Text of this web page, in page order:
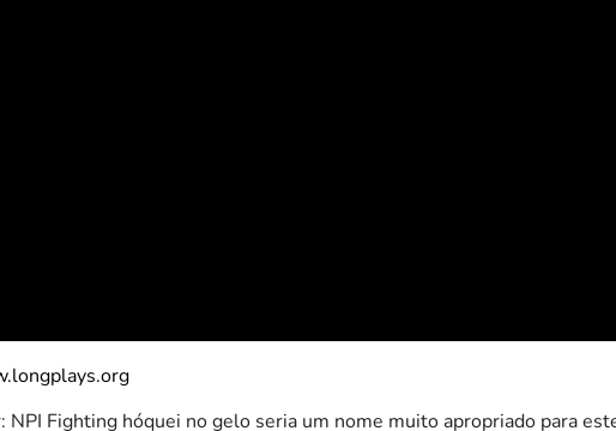
NPI Fighting hóquei no gelo seria um nome muito apropriado para